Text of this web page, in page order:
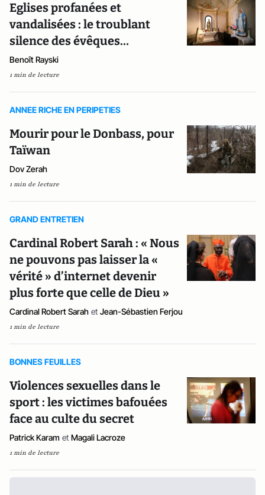
Eglises profanées et
vandalisées : le troublant
silence des évêques…
Benoît Rayski
1 min de lecture
ANNEE RICHE EN PERIPETIES
Mourir pour le Donbass, pour
Taïwan
Dov Zerah
1 min de lecture
GRAND ENTRETIEN
Cardinal Robert Sarah : « Nous
ne pouvons pas laisser la «
vérité » d’internet devenir
plus forte que celle de Dieu »
Cardinal Robert Sarah et Jean-Sébastien Ferjou
1 min de lecture
BONNES FEUILLES
Violences sexuelles dans le
sport : les victimes bafouées
face au culte du secret
Patrick Karam et Magali Lacroze
1 min de lecture